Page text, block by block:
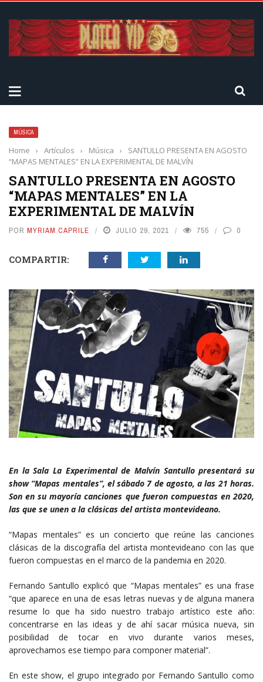
MÚSICA
Home › Artículos › Música ›
SANTULLO PRESENTA EN AGOSTO
“MAPAS MENTALES” EN LA EXPERIMENTAL DE MALVÍN
SANTULLO PRESENTA EN AGOSTO
“MAPAS MENTALES” EN LA
EXPERIMENTAL DE MALVÍN
POR MYRIAM CAPRILE JULIO 29, 2021 755 0
COMPARTIR:
En la Sala La Experimental de Malvín Santullo presentará su
show “Mapas mentales”, el sábado 7 de agosto, a las 21 horas.
Son en su mayoría canciones que fueron compuestas en 2020,
las que se unen a la clásicas del artista montevideano.
“Mapas mentales” es un concierto que reúne las canciones
clásicas de la discografía del artista montevideano con las que
fueron compuestas en el marco de la pandemia en 2020.
Fernando Santullo explicó que “Mapas mentales” es una frase
“que aparece en una de esas letras nuevas y de alguna manera
resume lo que ha sido nuestro trabajo artístico este año:
concentrarse en las ideas y de ahí sacar música nueva, sin
posibilidad de tocar en vivo durante varios meses,
aprovechamos ese tiempo para componer material”.
En este show, el grupo integrado por Fernando Santullo como